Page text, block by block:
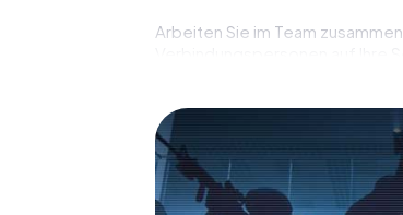
Arbeiten Sie im Team
Verbindungspersonen auf Ihre
Team im Highscore von Český
Bildergalerie. Das myCityHunt
Erlebnisspielplatz. Holen Sie
verwandeln Sie Český Těšín in